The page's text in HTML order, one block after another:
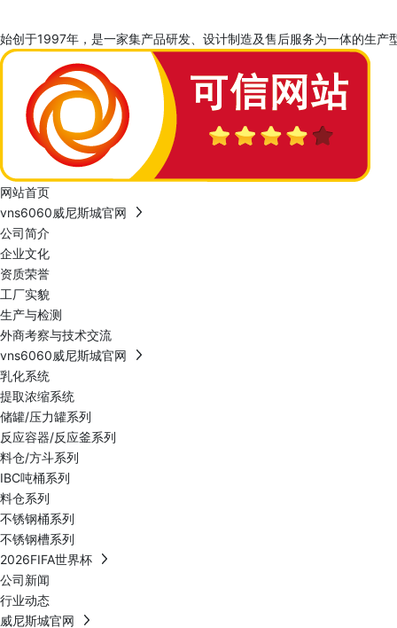
始创于1997年，是一家集产品研发、设计制造及售后服务为一体的生
网站首页
vns6060威尼斯城官网
公司简介
企业文化
资质荣誉
工厂实貌
生产与检测
外商考察与技术交流
vns6060威尼斯城官网
乳化系统
提取浓缩系统
储罐/压力罐系列
反应容器/反应釜系列
料仓/方斗系列
IBC吨桶系列
料仓系列
不锈钢桶系列
不锈钢槽系列
2026FIFA世界杯
公司新闻
行业动态
威尼斯城官网